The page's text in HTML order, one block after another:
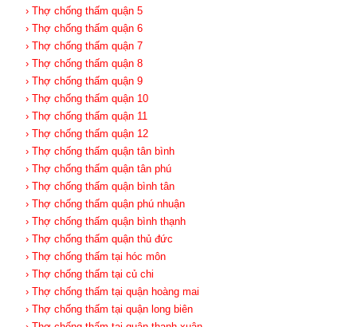
› Thợ chống thấm quận 5
› Thợ chống thấm quận 6
› Thợ chống thấm quận 7
› Thợ chống thấm quận 8
› Thợ chống thấm quận 9
› Thợ chống thấm quận 10
› Thợ chống thấm quận 11
› Thợ chống thấm quận 12
› Thợ chống thấm quận tân bình
› Thợ chống thấm quận tân phú
› Thợ chống thấm quận bình tân
› Thợ chống thấm quận phú nhuận
› Thợ chống thấm quận bình thạnh
› Thợ chống thấm quận thủ đức
› Thợ chống thấm tại hóc môn
› Thợ chống thấm tại củ chi
› Thợ chống thấm tại quận hoàng mai
› Thợ chống thấm tại quận long biên